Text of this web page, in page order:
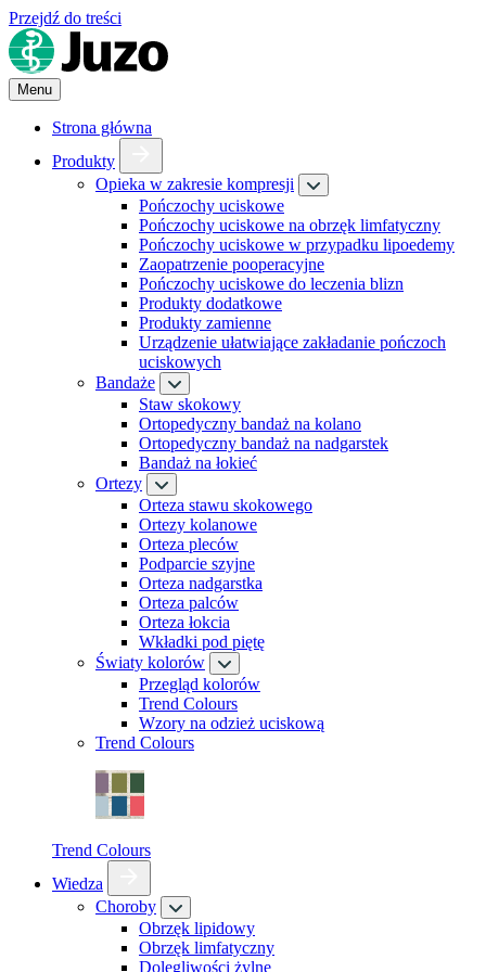
Przejdź do treści
Menu
Strona główna
Produkty
Opieka w zakresie kompresji
Pończochy uciskowe
Pończochy uciskowe na obrzęk limfatyczny
Pończochy uciskowe w przypadku lipoedemy
Zaopatrzenie pooperacyjne
Pończochy uciskowe do leczenia blizn
Produkty dodatkowe
Produkty zamienne
Urządzenie ułatwiające zakładanie pończoch
uciskowych
Bandaże
Staw skokowy
Ortopedyczny bandaż na kolano
Ortopedyczny bandaż na nadgarstek
Bandaż na łokieć
Ortezy
Orteza stawu skokowego
Ortezy kolanowe
Orteza pleców
Podparcie szyjne
Orteza nadgarstka
Orteza palców
Orteza łokcia
Wkładki pod piętę
Światy kolorów
Przegląd kolorów
Trend Colours
Wzory na odzież uciskową
Trend Colours
Trend Colours
Wiedza
Choroby
Obrzęk lipidowy
Obrzęk limfatyczny
Dolegliwości żylne